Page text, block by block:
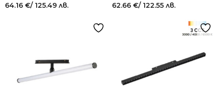
64.16 €/ 125.49 лв. 62.66 €/ 122.55 лв.